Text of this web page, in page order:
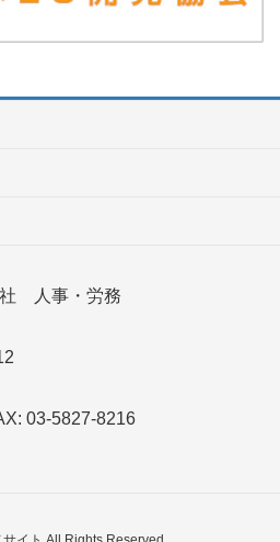
社 人事・労務
03-5827-8216